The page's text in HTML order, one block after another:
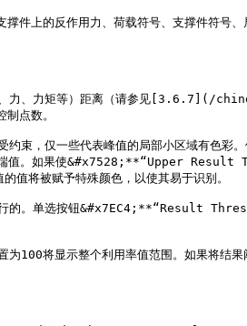
的反作用力、荷载符号、支撑件符号、
、力、力矩等）距离（请参见
点数。
受约束，仅一些代表峰值的局部小区域
如果使&#x7528;**“Upper Result
值将被赋予特殊颜色，以使其易于识别。
行的。单选按钮&#x7EC4;**“Result
100将显示整个利用率值范围。如果将结